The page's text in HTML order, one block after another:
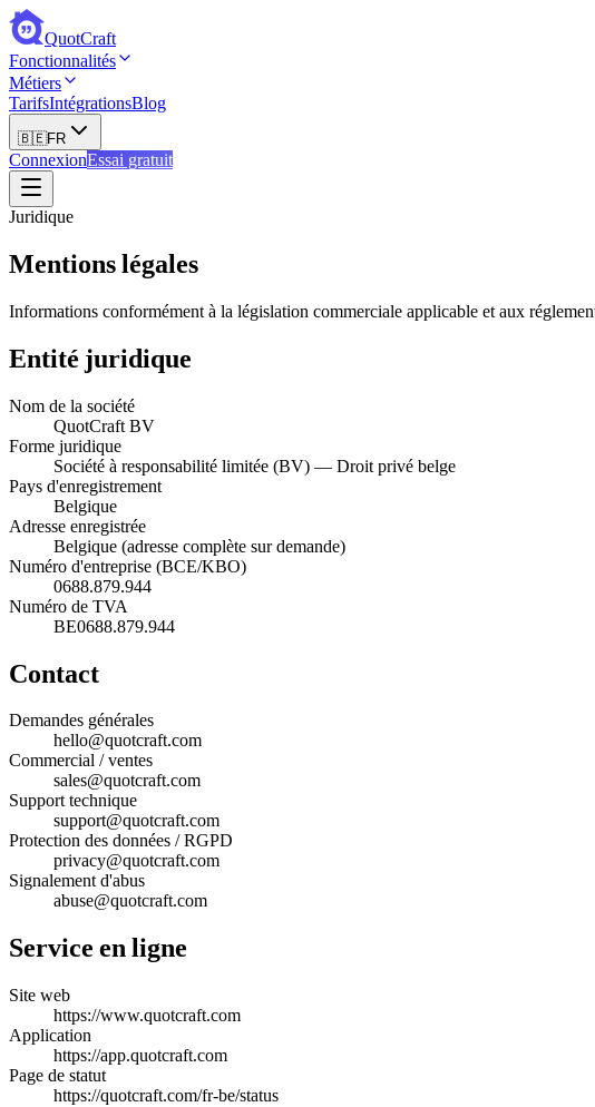
QuotCraft
Fonctionnalités
Métiers
TarifsIntégrationsBlog
🇧🇪FR
ConnexionEssai gratuit
Juridique
Mentions légales
Informations conformément à la législation commerciale applicable et aux
Entité juridique
Nom de la société
QuotCraft BV
Forme juridique
Société à responsabilité limitée (BV) — Droit privé belge
Pays d'enregistrement
Belgique
Adresse enregistrée
Belgique (adresse complète sur demande)
Numéro d'entreprise (BCE/KBO)
0688.879.944
Numéro de TVA
BE0688.879.944
Contact
Demandes générales
hello@quotcraft.com
Commercial / ventes
sales@quotcraft.com
Support technique
support@quotcraft.com
Protection des données / RGPD
privacy@quotcraft.com
Signalement d'abus
abuse@quotcraft.com
Service en ligne
Site web
https://www.quotcraft.com
Application
https://app.quotcraft.com
Page de statut
https://quotcraft.com/fr-be/status